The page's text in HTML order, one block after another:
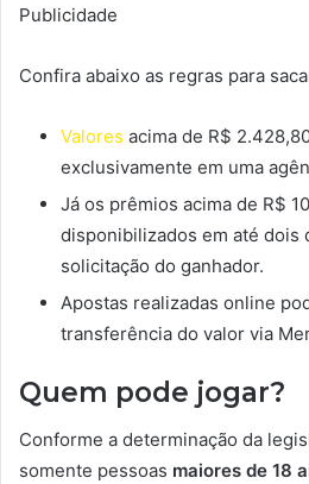
Publicidade
Confira abaixo as regras para
Valores acima de R$
exclusivamente em uma
Já os prêmios acima de R$
disponibilizados em até dois
solicitação do ganhador.
Apostas realizadas online
transferência do valor via
Quem pode jogar?
Conforme a determinação da
somente pessoas maiores de 18